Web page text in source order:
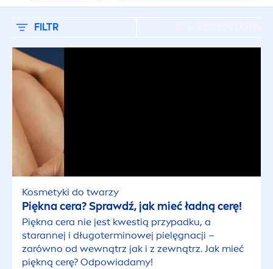
FILTR
Kosmetyki do golenia
Kosmetyki do golenia ciała
Kosmetyki do opalania
Kosmetyki do pielęgnacji włosów
Kosmetyki do pielęgnacji włosów
Kosmetyki do stylizacji włosów
Kosmetyki do twarzy dla mężczyzn
Kosmetyki do włosów dla mężczyzn
Kosmetyki do twarzy
Piękna cera? Sprawdź, jak mieć ładną cerę!
Piękna cera nie jest kwestią przypadku, a
starannej i długoterminowej pielęgnacji –
zarówno od wewnątrz jak i z zewnątrz. Jak mieć
piękną cerę? Odpowiadamy!